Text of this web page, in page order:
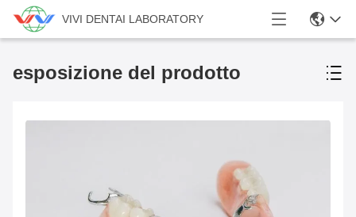
VIVI DENTAI LABORATORY
esposizione del prodotto